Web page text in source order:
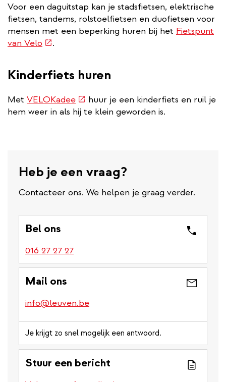
Voor een daguitstap kan je stadsfietsen, elektrische
fietsen, tandems, rolstoelfietsen en duofietsen voor
mensen met een beperking huren bij het Fietspunt
van Velo (externe
.
Kinderfiets huren
Met VELOKadee(externe
link)
huur je een kinderfiets en ruil je
hem weer in als hij te klein geworden is.
Heb je een vraag?
Contacteer ons. We helpen je graag verder.
Bel ons
016 27 27 27
Mail ons
info@leuven.be
Je krijgt zo snel mogelijk een antwoord.
Stuur een bericht